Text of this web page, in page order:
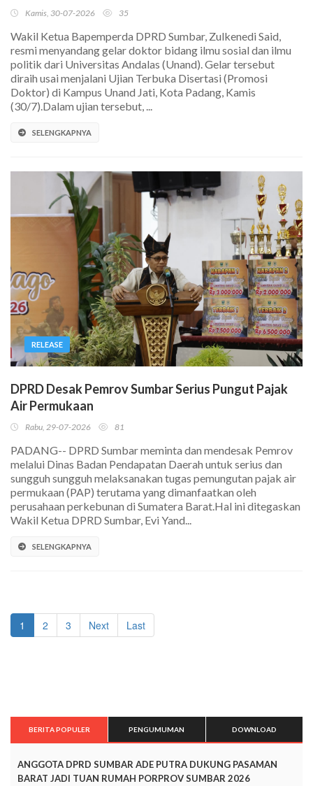
Kamis, 30-07-2026 35
Wakil Ketua Bapemperda DPRD Sumbar, Zulkenedi Said,
resmi menyandang gelar doktor bidang ilmu sosial dan ilmu
politik dari Universitas Andalas (Unand). Gelar tersebut
diraih usai menjalani Ujian Terbuka Disertasi (Promosi
Doktor) di Kampus Unand Jati, Kota Padang, Kamis
(30/7).Dalam ujian tersebut, ...
SELENGKAPNYA
RELEASE
DPRD Desak Pemrov Sumbar Serius Pungut Pajak
Air Permukaan
Rabu, 29-07-2026 81
PADANG-- DPRD Sumbar meminta dan mendesak Pemrov
melalui Dinas Badan Pendapatan Daerah untuk serius dan
sungguh sungguh melaksanakan tugas pemungutan pajak air
permukaan (PAP) terutama yang dimanfaatkan oleh
perusahaan perkebunan di Sumatera Barat.Hal ini ditegaskan
Wakil Ketua DPRD Sumbar, Evi Yand...
SELENGKAPNYA
1 2 3 Next Last
BERITA POPULER PENGUMUMAN DOWNLOAD
ANGGOTA DPRD SUMBAR ADE PUTRA DUKUNG PASAMAN
BARAT JADI TUAN RUMAH PORPROV SUMBAR 2026